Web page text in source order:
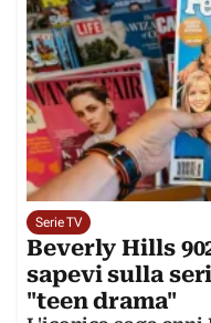
Serie TV
Beverly Hills
sapevi sulla
"teen drama"